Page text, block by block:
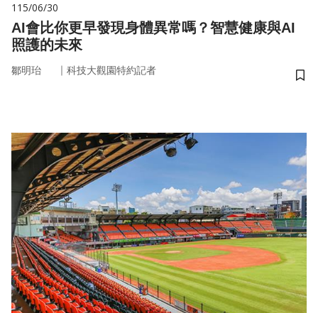
115/06/30
AI會比你更早發現身體異常嗎？智慧健康與AI
照護的未來
鄒明珆 ｜ 科技大觀園特約記者
儲